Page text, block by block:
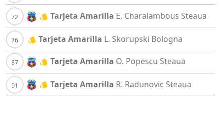
Tarjeta Amarilla E. Charalambous Steaua
Tarjeta Amarilla L. Skorupski Bologna
Tarjeta Amarilla O. Popescu Steaua
Tarjeta Amarilla R. Radunovic Steaua